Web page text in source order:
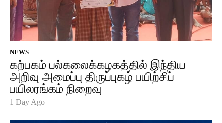
NEWS
கற்பகம் பல்கலைக்கழகத்தில் இந்திய
அறிவு அமைப்பு திருப்புகழ் பயிற்சிப்
பயிலரங்கம் நிறைவு
1 Day Ago